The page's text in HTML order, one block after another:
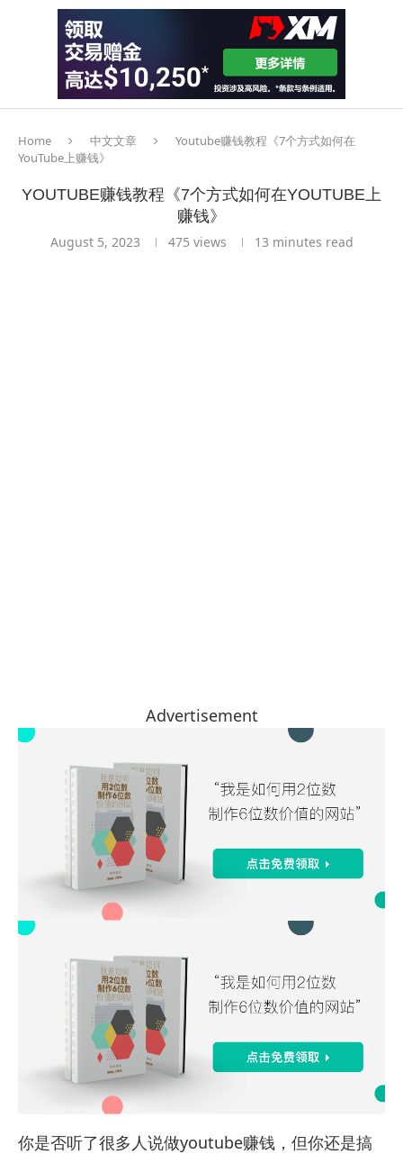
Home 中文文章
Youtube赚钱教程《7个方式如何在
YouTube上赚钱》
YOUTUBE赚钱教程《7个方式如何在YOUTUBE上
赚钱》
August 5, 2023 475 views 13 minutes read
Advertisement
你是否听了很多人说做youtube赚钱，但你还是搞